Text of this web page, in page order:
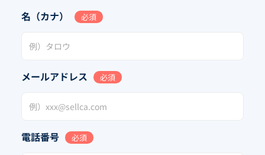
名（カナ） 必須
メールアドレス 必須
電話番号 必須